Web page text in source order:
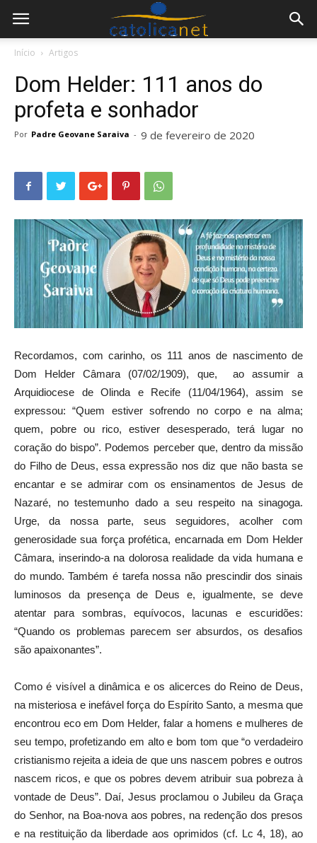
Início Artigos
Dom Helder: 111 anos do
profeta e sonhador
Por Padre Geovane Saraiva - 9 de fevereiro de 2020
Recordamos, com carinho, os 111 anos de nascimento de
Dom Helder Câmara (07/02/1909), que, ao assumir a
Arquidiocese de Olinda e Recife (11/04/1964), assim se
expressou: “Quem estiver sofrendo no corpo e na alma;
quem, pobre ou rico, estiver desesperado, terá lugar no
coração do bispo”. Podemos perceber que, dentro da missão
do Filho de Deus, essa expressão nos diz que não basta se
encantar e se admirar com os ensinamentos de Jesus de
Nazaré, no testemunho dado a seu respeito na sinagoga.
Urge, da nossa parte, seus seguidores, acolher com
generosidade sua força profética, encarnada em Dom Helder
Câmara, inserindo-a na dolorosa realidade da vida humana e
do mundo. Também é tarefa nossa não prescindir dos sinais
luminosos da presença de Deus e, igualmente, se deve
atentar para sombras, equívocos, lacunas e escuridões:
“Quando os problemas parecem ser absurdos, os desafios
são apaixonantes”.
Como é visível a dinâmica e os alicerces do Reino de Deus,
na misteriosa e inefável força do Espírito Santo, a mesma que
encontrou eco em Dom Helder, falar a homens e mulheres de
seu tempo, profetizando em alto e bom tom que “o verdadeiro
cristianismo rejeita a ideia de que uns nascem pobres e outros
nascem ricos, e que os pobres devem atribuir sua pobreza à
vontade de Deus”. Daí, Jesus proclamou o Jubileu da Graça
do Senhor, na Boa-nova aos pobres, na redenção dos presos
e na restituição da liberdade aos oprimidos (cf. Lc 4, 18), ao